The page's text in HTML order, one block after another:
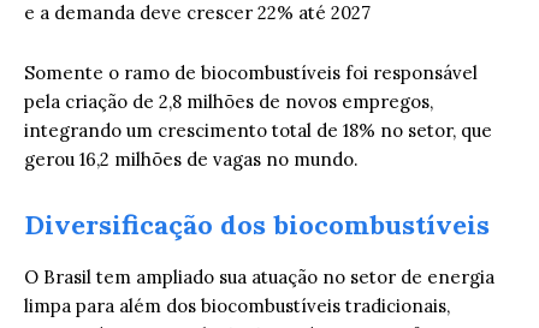
e a demanda deve crescer 22% até 2027
Somente o ramo de biocombustíveis foi responsável
pela criação de 2,8 milhões de novos empregos,
integrando um crescimento total de 18% no setor, que
gerou 16,2 milhões de vagas no mundo.
Diversificação dos biocombustíveis
O Brasil tem ampliado sua atuação no setor de energia
limpa para além dos biocombustíveis tradicionais,